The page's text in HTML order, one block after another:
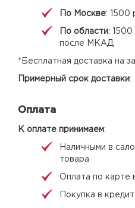
По Москве: 1500
По области: 1500
после МКАД
*Бесплатная доставка на
Примерный срок доставки:
Оплата
К оплате принимаем:
Наличными в
товара
Оплата по карте
Покупка в